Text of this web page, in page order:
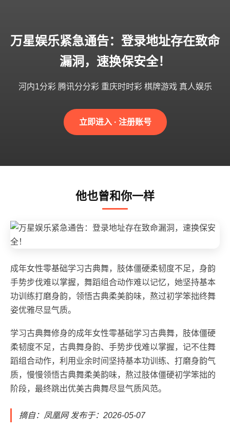
万星娱乐紧急通告：登录地址存在致命
漏洞，速换保安全！
河内1分彩 腾讯分分彩 重庆时时彩 棋牌游戏 真人娱乐
立即进入 · 注册账号
他也曾和你一样
成年女性零基础学习古典舞，肢体僵硬柔韧度不足，身韵
手势步伐难以掌握，舞蹈组合动作难以记忆，她坚持基本
功训练打磨身韵，领悟古典柔美韵味，熬过初学笨拙终舞
姿优雅尽显气质。
学习古典舞修身的成年女性零基础学习古典舞，肢体僵硬
柔韧度不足，古典舞身韵、手势步伐难以掌握，记不住舞
蹈组合动作，利用业余时间坚持基本功训练、打磨身韵气
质，慢慢领悟古典舞柔美韵味，熬过肢体僵硬初学笨拙的
阶段，最终跳出优美古典舞尽显气质风范。
摘自：凤凰网 发布于：2026-05-07